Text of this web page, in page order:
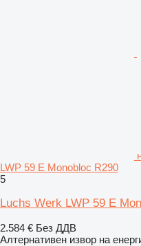
LWP 59 E Monobloc R290
5
Luchs Werk LWP 59 E
2.584 € Без ДДВ
Алтернативен извор на